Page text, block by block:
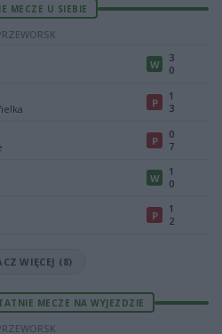
MECZE U SIEBIE
W
3
0
P
1
3
P
0
7
W
1
0
P
1
2
WIĘCEJ (8)
MECZE NA WYJEZDZIE